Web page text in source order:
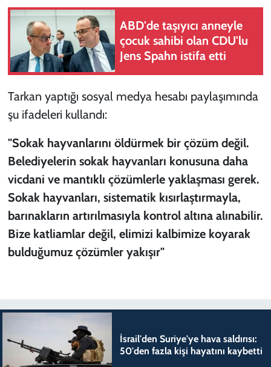
ABD'de taşıyıcı anneyle
çocuk sahibi olan CDU'lu
Jens Spahn istifa etti
Tarkan yaptığı sosyal medya hesabı paylaşımında
şu ifadeleri kullandı:
"Sokak hayvanlarını öldürmek bir çözüm değil.
Belediyelerin sokak hayvanları konusuna daha
vicdani ve mantıklı çözümlerle yaklaşması gerek.
Sokak hayvanları, sistematik kısırlaştırmayla,
barınakların artırılmasıyla kontrol altına alınabilir.
Bize katliamlar değil, elimizi kalbimize koyarak
bulduğumuz çözümler yakışır"
İsrail'den Suriye'ye hava saldırısı:
50'den fazla kişi hayatını kaybetti